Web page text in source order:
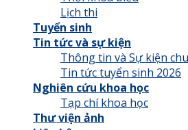
Lịch thi
Tuyển sinh
Tin tức và sự kiện
Thông tin và Sự kiện
Tin tức tuyển sinh 2026
Nghiên cứu khoa học
Tạp chí khoa học
Thư viện ảnh